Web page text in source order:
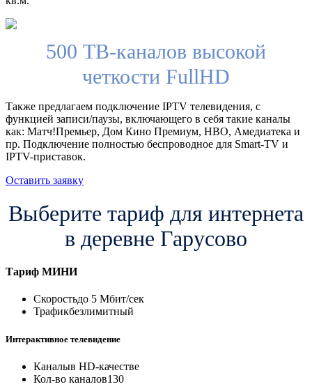
500 ТВ-каналов высокой
четкости FullHD
Также предлагаем подключение IPTV телевидения, с
функцией записи/паузы, включающего в себя такие каналы
как: Матч!Премьер, Дом Кино Премиум, HBO, Амедиатека и
пр. Подключение полностью беспроводное для Smart-TV и
IPTV-приставок.
Оставить заявку
Выберите тариф для интернета
в деревне Гарусово
Тариф МИНИ
Скоростьдо 5 Мбит/сек
Трафикбезлимитный
Интерактивное телевидение
Каналыв HD-качестве
Кол-во каналов130